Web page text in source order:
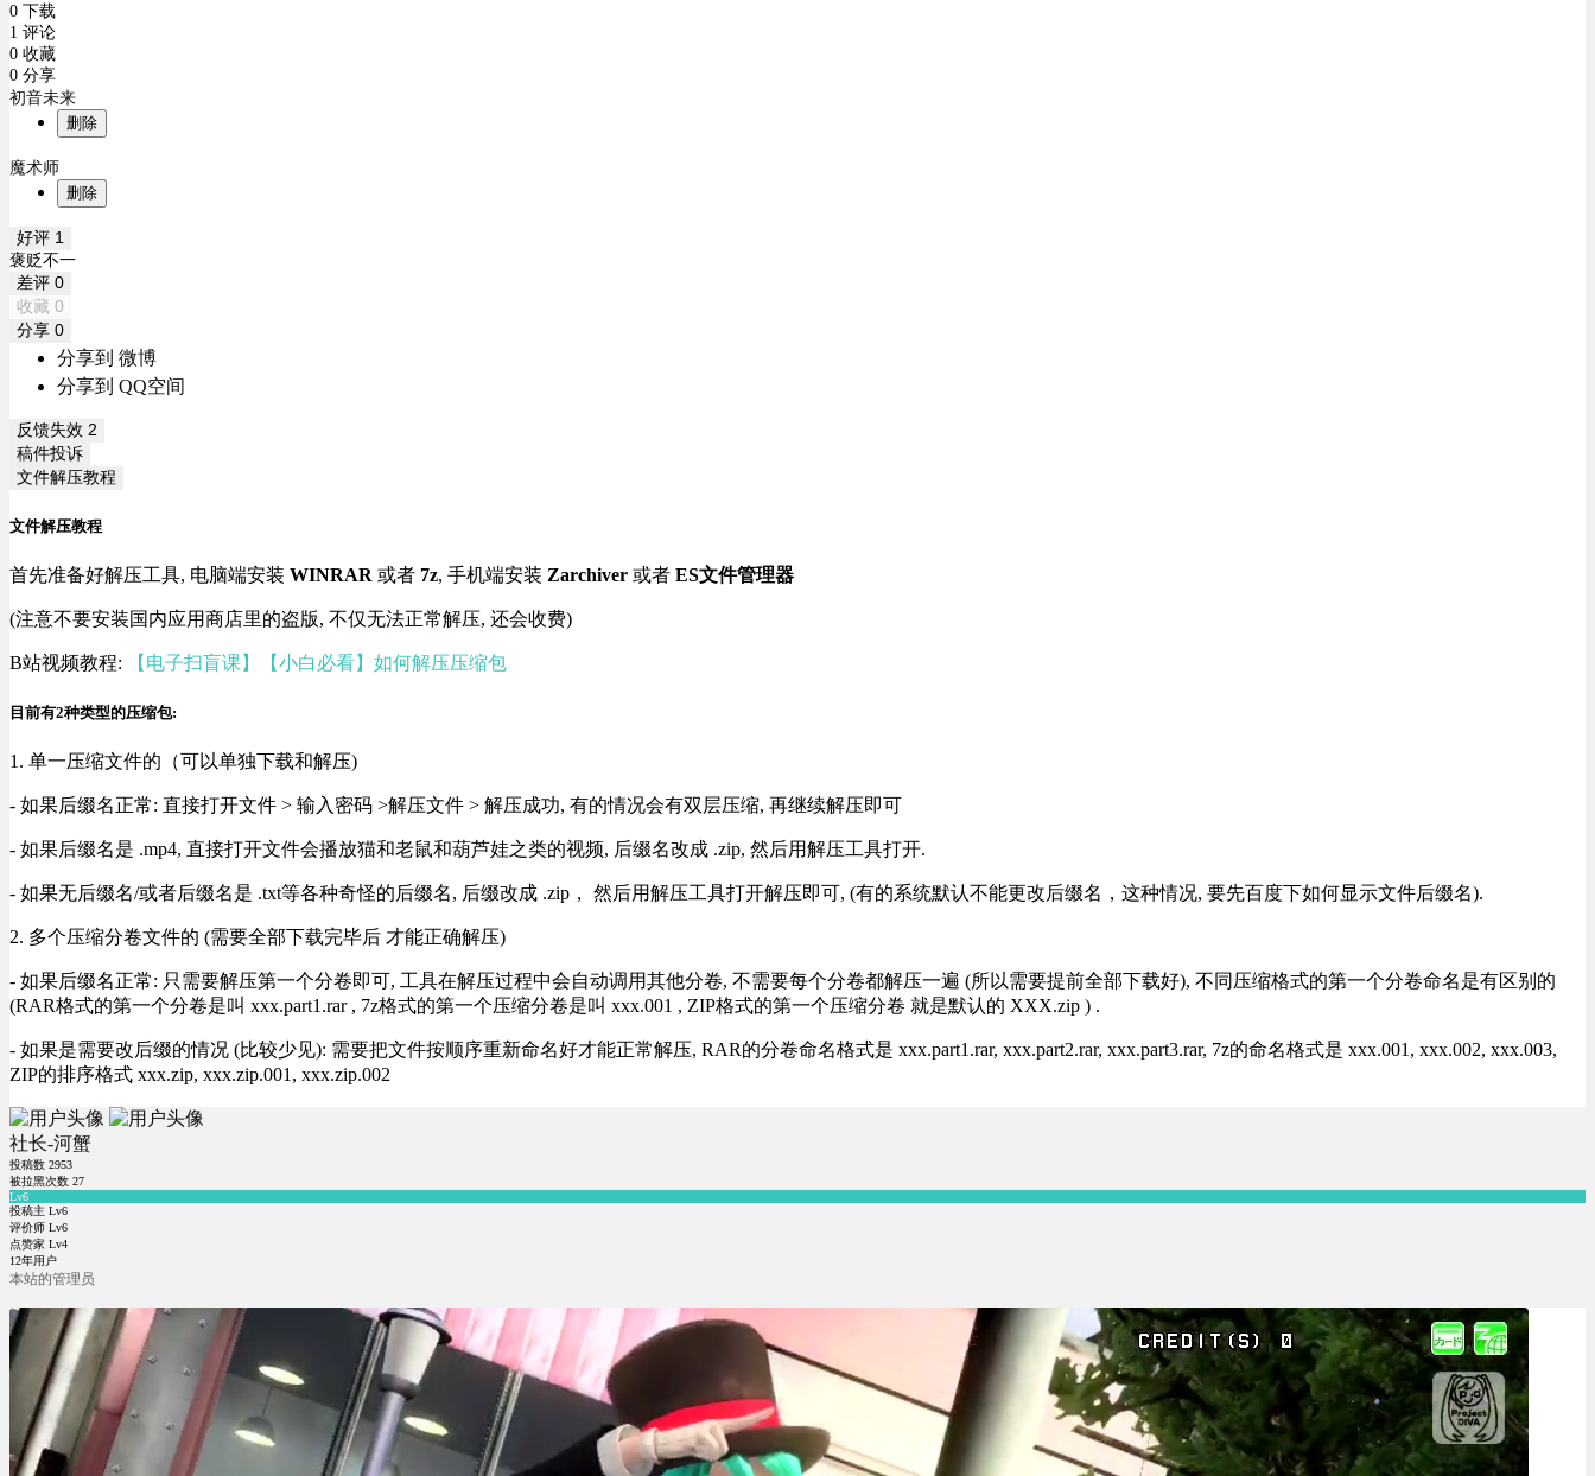
0 下载
1 评论
0 收藏
0 分享
初音未来
删除
魔术师
删除
好评 1
褒贬不一
差评 0
收藏 0
分享 0
分享到 微博
分享到 QQ空间
反馈失效 2
稿件投诉
文件解压教程
文件解压教程
首先准备好解压工具, 电脑端安装 WINRAR 或者 7z, 手机端安装 Zarchiver 或者 ES文件管理器
(注意不要安装国内应用商店里的盗版, 不仅无法正常解压, 还会收费)
B站视频教程: 【电子扫盲课】【小白必看】如何解压压缩包
目前有2种类型的压缩包:
1. 单一压缩文件的（可以单独下载和解压)
- 如果后缀名正常: 直接打开文件 > 输入密码 >解压文件 > 解压成功, 有的情况会有双层压缩, 再继续解压即可
- 如果后缀名是 .mp4, 直接打开文件会播放猫和老鼠和葫芦娃之类的视频, 后缀名改成 .zip, 然后用解压工具打开.
- 如果无后缀名/或者后缀名是 .txt等各种奇怪的后缀名, 后缀改成 .zip， 然后用解压工具打开解压即可, (有的系统默认不能更改后缀名，这种情况, 要先百度下如何显示文件后缀名).
2. 多个压缩分卷文件的 (需要全部下载完毕后 才能正确解压)
- 如果后缀名正常: 只需要解压第一个分卷即可, 工具在解压过程中会自动调用其他分卷, 不需要每个分卷都解压一遍 (所以需要提前全部下载好), 不同压缩格式的第一个分卷命名是有区别的
(RAR格式的第一个分卷是叫 xxx.part1.rar , 7z格式的第一个压缩分卷是叫 xxx.001 , ZIP格式的第一个压缩分卷 就是默认的 XXX.zip ) .
- 如果是需要改后缀的情况 (比较少见): 需要把文件按顺序重新命名好才能正常解压, RAR的分卷命名格式是 xxx.part1.rar, xxx.part2.rar, xxx.part3.rar, 7z的命名格式是 xxx.001, xxx.002, xxx.003,
ZIP的排序格式 xxx.zip, xxx.zip.001, xxx.zip.002
社长-河蟹
投稿数 2953
被拉黑次数 27
Lv6
投稿主 Lv6
评价师 Lv6
点赞家 Lv4
12年用户
本站的管理员